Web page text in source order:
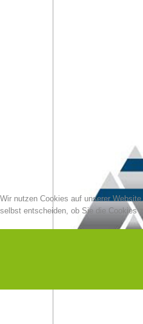
Wir nutzen Cookies auf unserer
selbst entscheiden, ob Sie die Cookies